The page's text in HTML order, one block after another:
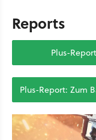
Reports
Plus-
Plus-Report: Zum